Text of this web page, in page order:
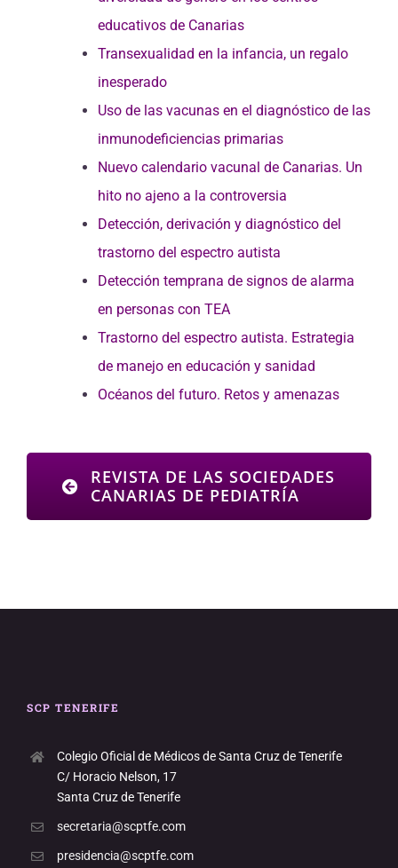
educativos de Canarias
Transexualidad en la infancia, un regalo
inesperado
Uso de las vacunas en el diagnóstico de las
inmunodeficiencias primarias
Nuevo calendario vacunal de Canarias. Un
hito no ajeno a la controversia
Detección, derivación y diagnóstico del
trastorno del espectro autista
Detección temprana de signos de alarma
en personas con TEA
Trastorno del espectro autista. Estrategia
de manejo en educación y sanidad
Océanos del futuro. Retos y amenazas
REVISTA DE LAS SOCIEDADES
CANARIAS DE PEDIATRÍA
SCP TENERIFE
Colegio Oficial de Médicos de Santa Cruz de Tenerife
C/ Horacio Nelson, 17
Santa Cruz de Tenerife
secretaria@scptfe.com
presidencia@scptfe.com